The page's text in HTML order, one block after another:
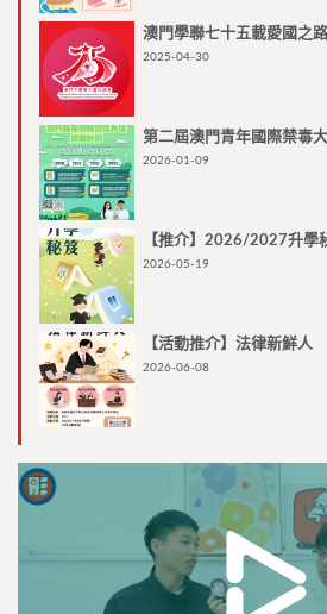
澳門學聯七十五載愛國之路
2025-04-30
第二屆澳門青年國際禁毒
2026-01-09
【推介】2026/2027升學
2026-05-19
【活動推介】法律新鮮人
2026-06-08